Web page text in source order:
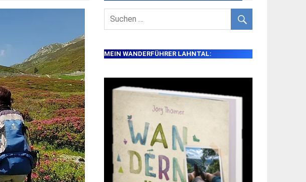
MEIN WANDERFÜHRER LAHNTAL: